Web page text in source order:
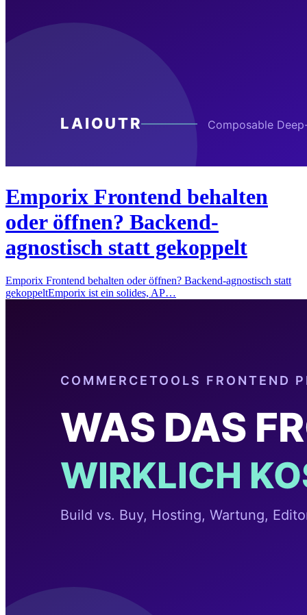
Emporix Frontend behalten
oder öffnen? Backend-
agnostisch statt gekoppelt
Emporix Frontend behalten oder öffnen? Backend-agnostisch statt
gekoppeltEmporix ist ein solides, AP…